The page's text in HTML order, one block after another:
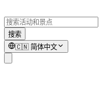
搜索
🇨🇳 简体中文